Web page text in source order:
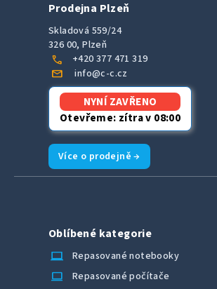
Prodejna Plzeň
Skladová 559/24
326 00, Plzeň
call +420 377 471 319
mail info@c-c.cz
NYNÍ ZAVŘENO
Otevřeme: zítra v 08:00
Více o prodejně →
Oblíbené kategorie
laptop_chromebook
Repasované notebooky
computer Repasované počítače